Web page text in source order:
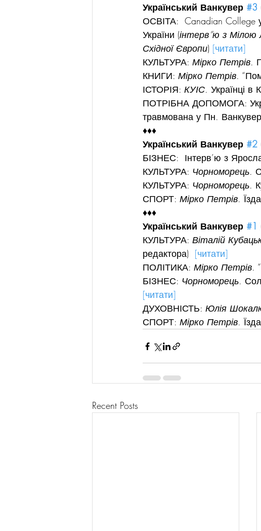
Український Ванкувер #3
ОСВІТА:  Canadian College
України (інтерв”ю з
Східної Європи) [читати]
КУЛЬТУРА: Мірко Петрів.
КНИГИ: Мірко Петрів.
ІСТОРІЯ: КУІС. Українці в
ПОТРІБНА ДОПОМОГА:
травмована у Пн.
♦♦♦
Український Ванкувер #2
БІЗНЕС:  Інтерв’ю з
КУЛЬТУРА: Чорноморець.
КУЛЬТУРА: Чорноморець.
СПОРТ: Мірко Петрів.
♦♦♦
Український Ванкувер #1
КУЛЬТУРА: Віталій
редактора) [читати]
ПОЛІТИКА: Мірко Петрів.
БІЗНЕС: Чорноморець.
[читати]
ДУХОВНІСТЬ: Юлія
СПОРТ: Мірко Петрів.
Recent Posts